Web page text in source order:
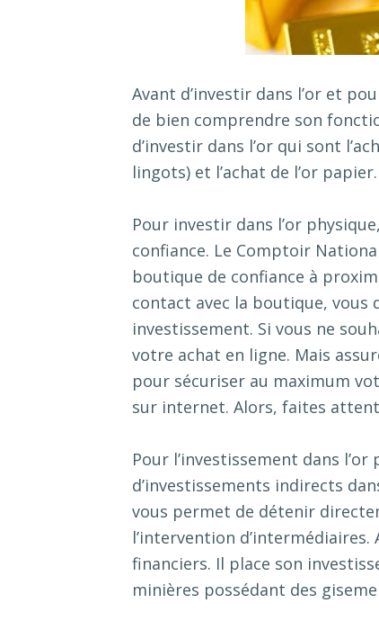
Avant d’investir dans l’or et
de bien comprendre son
d’investir dans l’or qui sont
lingots) et l’achat de l’or papier.
Pour investir dans l’or
confiance. Le Comptoir
boutique de confiance à
contact avec la boutique, vous
investissement. Si vous ne
votre achat en ligne. Mais
pour sécuriser au maximum
sur internet. Alors, faites
Pour l’investissement dans
d’investissements indirects
vous permet de détenir
l’intervention
financiers. Il place son
minières possédant des